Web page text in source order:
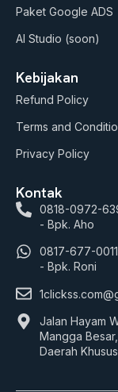
Paket Google ADS
AI Studio (soon)
Kebijakan
Refund Policy
Terms and
Privacy Policy
Kontak
0818-0972-
- Bpk. Aho
0817-677-0011
- Bpk. Roni
Jalan Hayam
Mangga
Daerah